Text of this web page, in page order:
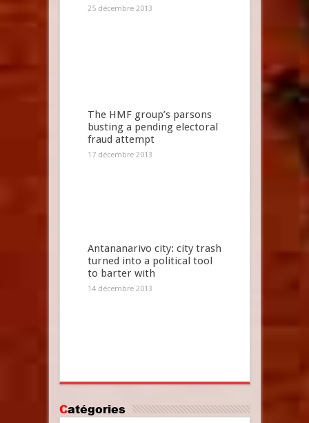
25 décembre 2013
The HMF group’s parsons
busting a pending electoral
fraud attempt
17 décembre 2013
Antananarivo city: city trash
turned into a political tool
to barter with
14 décembre 2013
Catégories